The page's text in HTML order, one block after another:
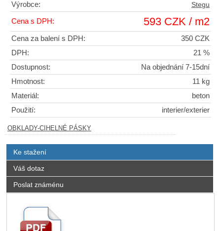
Výrobce: Stegu
Cena s DPH: 593 CZK / m2
Cena za balení s DPH:
350 CZK
DPH:
21 %
Dostupnost:
Na objednání 7-15dní
Hmotnost:
11 kg
Materiál:
beton
Použití:
interier/exterier
OBKLADY-CIHELNÉ PÁSKY
Ke stažení
Váš dotaz
Poslat známénu